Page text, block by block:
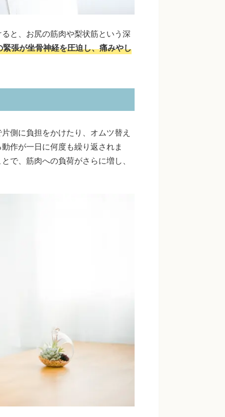
と、お尻の筋肉や梨状筋という深
緊張が坐骨神経を圧迫し、痛みやし
側に負担をかけたり、オムツ替え
作が一日に何度も繰り返されま
で、筋肉への負荷がさらに増し、